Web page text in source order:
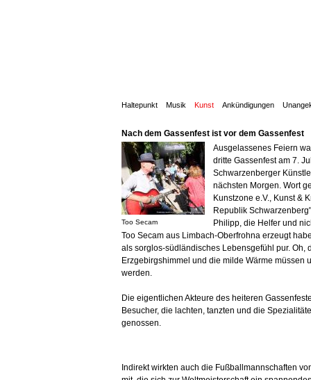
Haltepunkt Musik Kunst Ankündigungen
Nach dem Gassenfest ist vor dem Gassenfest
Too Secam
Ausgelassenes Feiern
dritte Gassenfest am 7.
Schwarzenberger
nächsten Morgen. Wort
Kunstzone e.V., Kunst &
Republik
Philipp, die Helfer und
Too Secam aus Limbach-Oberfrohna erzeugt
als sorglos-südländisches Lebensgefühl pur. Oh,
Erzgebirgshimmel und die milde Wärme müssen
werden.
Die eigentlichen Akteure des heiteren
Besucher, die lachten, tanzten und die
genossen.
Indirekt wirkten auch die Fußballmannschaften